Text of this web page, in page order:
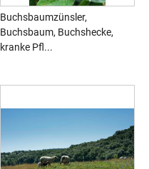
Buchsbaumzünsler,
Buchsbaum, Buchshecke,
kranke Pfl...